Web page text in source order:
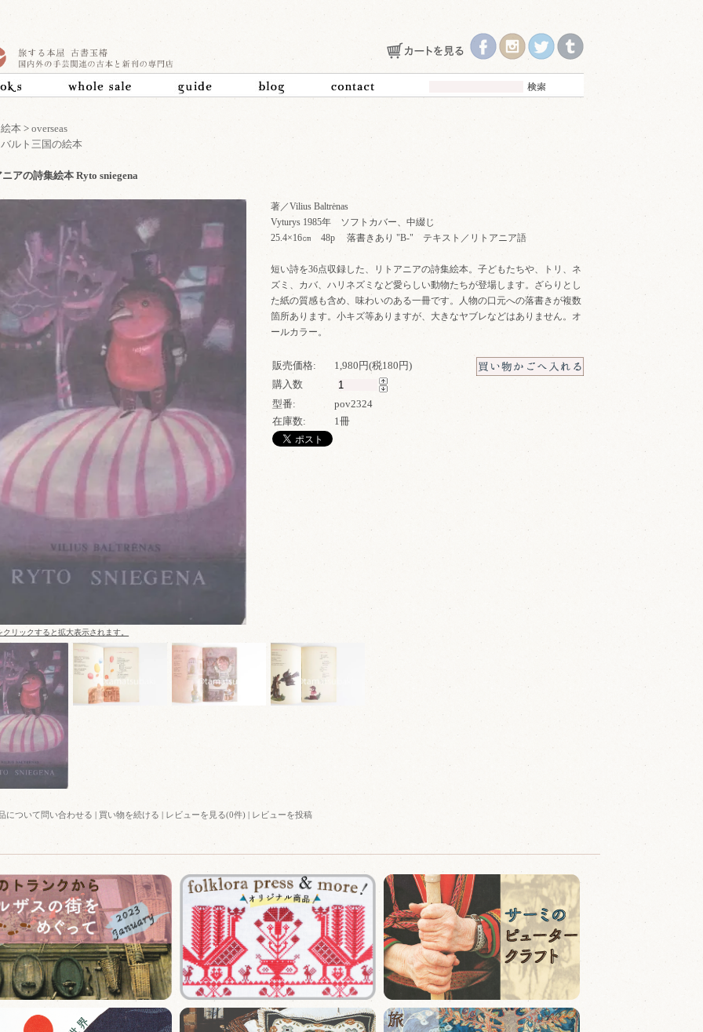
絵本 > overseas
バルト三国の絵本
アの詩集絵本 Ryto sniegena
著／Vilius Baltrėnas
Vyturys 1985年 ソフトカバー、中綴じ
25.4×16㎝ 48p 落書きあり "B-" テキスト／リトアニア語
短い詩を36点収録した、リトアニアの詩集絵本。子どもたちや、トリ、ネ
ズミ、カバ、ハリネズミなど愛らしい動物たちが登場します。ざらりとし
た紙の質感も含め、味わいのある一冊です。人物の口元への落書きが複数
箇所あります。小キズ等ありますが、大きなヤブレなどはありません。オ
ールカラー。
販売価格:
1,980円(税180円)
購入数
型番:
pov2324
在庫数:
1冊
リックすると拡大表示されます。
について問い合わせる | 買い物を続ける | レビューを見る(0件) | レビューを投稿